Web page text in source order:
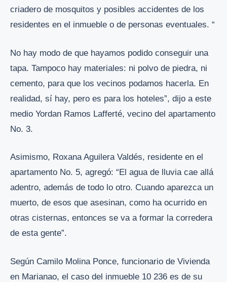
criadero de mosquitos y posibles accidentes de los
residentes en el inmueble o de personas eventuales. “
No hay modo de que hayamos podido conseguir una
tapa. Tampoco hay materiales: ni polvo de piedra, ni
cemento, para que los vecinos podamos hacerla. En
realidad, sí hay, pero es para los hoteles”, dijo a este
medio Yordan Ramos Lafferté, vecino del apartamento
No. 3.
Asimismo, Roxana Aguilera Valdés, residente en el
apartamento No. 5, agregó: “El agua de lluvia cae allá
adentro, además de todo lo otro. Cuando aparezca un
muerto, de esos que asesinan, como ha ocurrido en
otras cisternas, entonces se va a formar la corredera
de esta gente”.
Según Camilo Molina Ponce, funcionario de Vivienda
en Marianao, el caso del inmueble 10 236 es de su